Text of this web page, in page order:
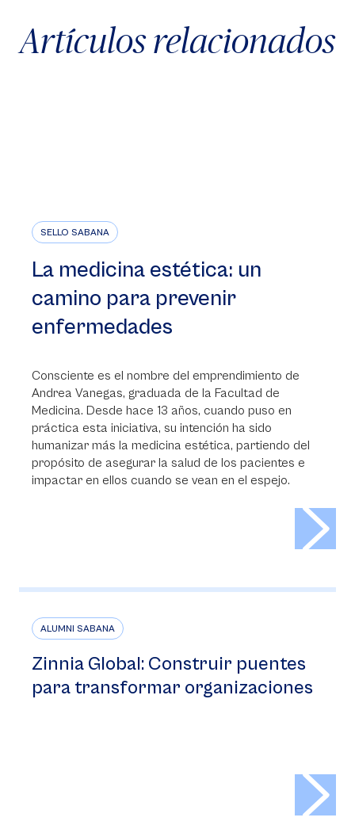
Artículos relacionados
SELLO SABANA
La medicina estética: un
camino para prevenir
enfermedades
Consciente es el nombre del emprendimiento de
Andrea Vanegas, graduada de la Facultad de
Medicina. Desde hace 13 años, cuando puso en
práctica esta iniciativa, su intención ha sido
humanizar más la medicina estética, partiendo del
propósito de asegurar la salud de los pacientes e
impactar en ellos cuando se vean en el espejo.
ALUMNI SABANA
Zinnia Global: Construir puentes
para transformar organizaciones